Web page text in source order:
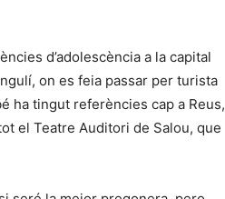
d’adolescència a la capital
on es feia passar per turista
ha tingut referències cap a Reus,
el Teatre Auditori de Salou, que